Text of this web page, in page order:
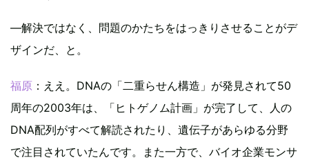
―解決ではなく、問題のかたちをはっきりさせることがデ
ザインだ、と。
福原 ：ええ。DNAの「二重らせん構造」が発見されて50
周年の2003年は、「ヒトゲノム計画」が完了して、人の
DNA配列がすべて解読されたり、遺伝子があらゆる分野
で注目されていたんです。また一方で、バイオ企業モンサ